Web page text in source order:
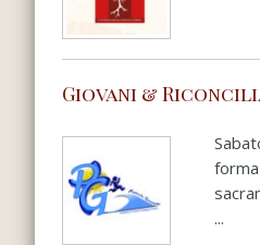
Giovani &
...